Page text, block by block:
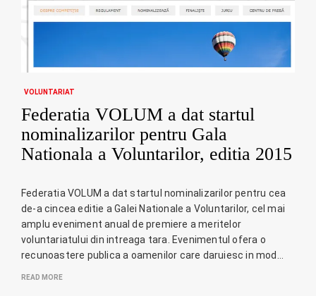
VOLUNTARIAT
Federatia VOLUM a dat startul
nominalizarilor pentru Gala
Nationala a Voluntarilor, editia 2015
Federatia VOLUM a dat startul nominalizarilor pentru cea
de-a cincea editie a Galei Nationale a Voluntarilor, cel mai
amplu eveniment anual de premiere a meritelor
voluntariatului din intreaga tara. Evenimentul ofera o
recunoastere publica a oamenilor care daruiesc in mod…
READ MORE